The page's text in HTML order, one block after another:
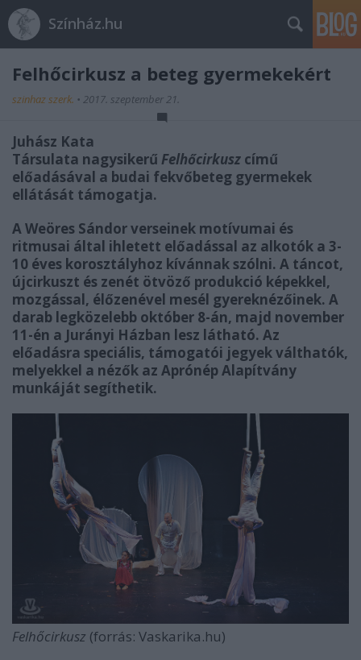
Színház.hu
Felhőcirkusz a beteg gyermekekért
szinhaz szerk. • 2017. szeptember 21.
Juhász Kata
Társulata nagysikerű Felhőcirkusz című
előadásával a budai fekvőbeteg gyermekek
ellátását támogatja.
A Weöres Sándor verseinek motívumai és
ritmusai által ihletett előadással az alkotók a 3-
10 éves korosztályhoz kívánnak szólni. A táncot,
újcirkuszt és zenét ötvöző produkció képekkel,
mozgással, élőzenével mesél gyereknézőinek. A
darab legközelebb október 8-án, majd november
11-én a Jurányi Házban lesz látható. Az
előadásra speciális, támogatói jegyek válthatók,
melyekkel a nézők az Aprónép Alapítvány
munkáját segíthetik.
Felhőcirkusz (forrás: Vaskarika.hu)